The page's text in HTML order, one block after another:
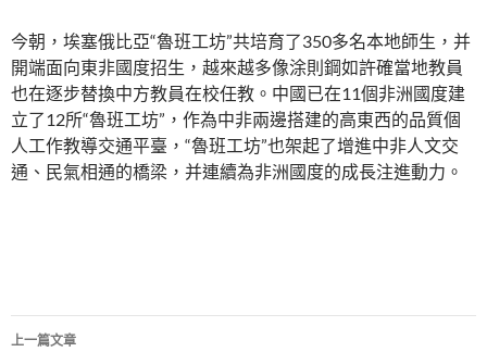
今朝，埃塞俄比亞“魯班工坊”共培育了350多名本地師生，并
開端面向東非國度招生，越來越多像涂則鋼如許確當地教員
也在逐步替換中方教員在校任教。中國已在11個非洲國度建
立了12所“魯班工坊”，作為中非兩邊搭建的高東西的品質個
人工作教導交通平臺，“魯班工坊”也架起了增進中非人文交
通、民氣相通的橋梁，并連續為非洲國度的成長注進動力。
文
上一篇文章